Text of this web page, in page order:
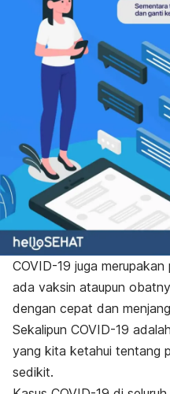
COVID-19 juga
ada vaksin ataupun
dengan cepat dan
Sekalipun COVID-19 adalah
yang kita ketahui tentang
sedikit.